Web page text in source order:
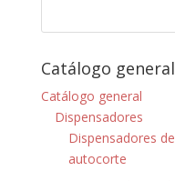
Catálogo general
Catálogo general
Dispensadores
Dispensadores
autocorte